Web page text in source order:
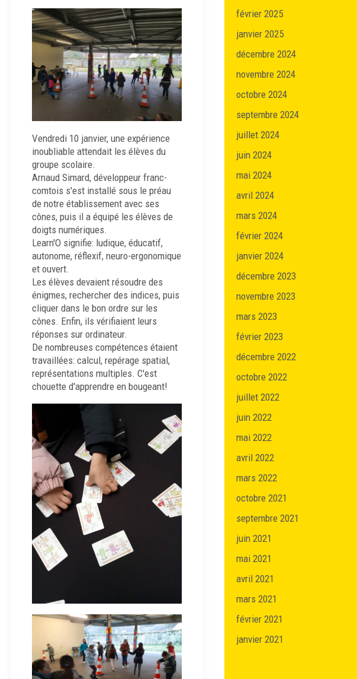
Vendredi 10 janvier, une expérience
inoubliable attendait les élèves du
groupe scolaire.
Arnaud Simard, développeur franc-
comtois s'est installé sous le préau
de notre établissement avec ses
cônes, puis il a équipé les élèves de
doigts numériques.
Learn'O signifie: ludique, éducatif,
autonome, réflexif, neuro-ergonomique
et ouvert.
Les élèves devaient résoudre des
énigmes, rechercher des indices, puis
cliquer dans le bon ordre sur les
cônes. Enfin, ils vérifiaient leurs
réponses sur ordinateur.
De nombreuses compétences étaient
travaillées: calcul, repérage spatial,
représentations multiples. C'est
chouette d'apprendre en bougeant!
février 2025
janvier 2025
décembre 2024
novembre 2024
octobre 2024
septembre 2024
juillet 2024
juin 2024
mai 2024
avril 2024
mars 2024
février 2024
janvier 2024
décembre 2023
novembre 2023
mars 2023
février 2023
décembre 2022
octobre 2022
juillet 2022
juin 2022
mai 2022
avril 2022
mars 2022
octobre 2021
septembre 2021
juin 2021
mai 2021
avril 2021
mars 2021
février 2021
janvier 2021